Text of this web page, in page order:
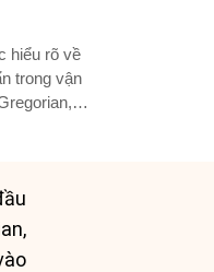
hiểu rõ về
trong vận